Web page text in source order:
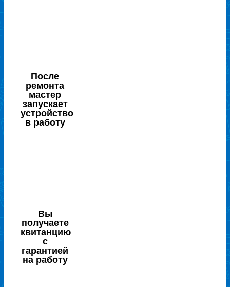
После
ремонта
мастер
запускает
устройство
в работу
Вы
получаете
квитанцию
с
гарантией
на работу